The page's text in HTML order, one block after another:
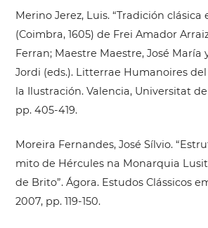
Merino Jerez, Luis. “Tradición clásica
(Coimbra, 1605) de Frei Amador
Ferran; Maestre Maestre, José María
Jordi (eds.). Litterrae Humanoires
la Ilustración. Valencia, Universitat
pp. 405-419.
Moreira Fernandes, José Sílvio.
mito de Hércules na Monarquia
de Brito”. Ágora. Estudos Clássicos
2007, pp. 119-150.